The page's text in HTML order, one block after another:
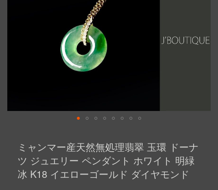
beginning
images
ミャンマー産天然無処理翡翠 玉環 ドーナ
ツ ジュエリー ペンダント ホワイト 明緑
冰 K18 イエローゴールド ダイヤモンド